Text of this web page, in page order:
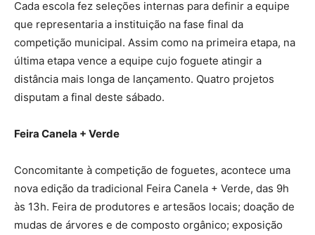
Cada escola fez seleções internas para definir a equipe
que representaria a instituição na fase final da
competição municipal. Assim como na primeira etapa, na
última etapa vence a equipe cujo foguete atingir a
distância mais longa de lançamento. Quatro projetos
disputam a final deste sábado.
Feira Canela + Verde
Concomitante à competição de foguetes, acontece uma
nova edição da tradicional Feira Canela + Verde, das 9h
às 13h. Feira de produtores e artesãos locais; doação de
mudas de árvores e de composto orgânico; exposição